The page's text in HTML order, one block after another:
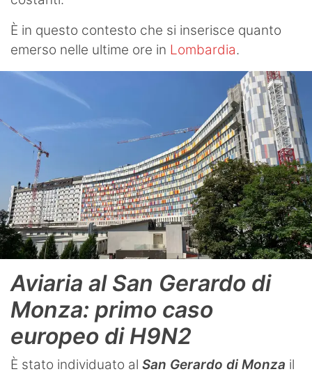
È in questo contesto che si inserisce quanto
emerso nelle ultime ore in Lombardia.
Aviaria al San Gerardo di
Monza: primo caso
europeo di H9N2
È stato individuato al San Gerardo di Monza il